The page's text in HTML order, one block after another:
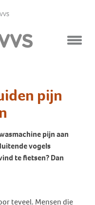
pijn
pijn aan
vogels
te fietsen? Dan
teveel. Mensen die